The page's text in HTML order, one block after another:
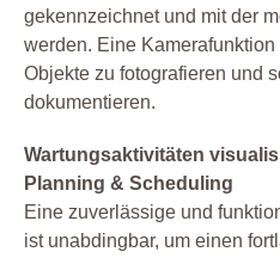
gekennzeichnet und mit der
werden. Eine
Objekte zu fotografieren und
dokumentieren.
Wartungsaktivitäten
Planning & Scheduling
Eine zuverlässige und
ist unabdingbar, um einen